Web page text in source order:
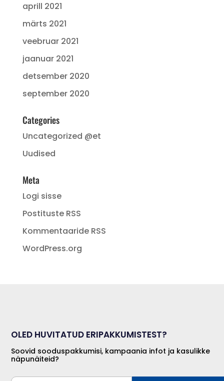
aprill 2021
märts 2021
veebruar 2021
jaanuar 2021
detsember 2020
september 2020
Categories
Uncategorized @et
Uudised
Meta
Logi sisse
Postituste RSS
Kommentaaride RSS
WordPress.org
OLED HUVITATUD ERIPAKKUMISTEST?
Soovid sooduspakkumisi, kampaania infot ja kasulikke
näpunäiteid?